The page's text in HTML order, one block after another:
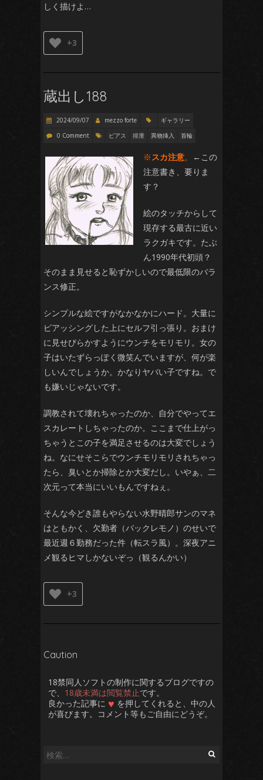
しく描けよ…
+3
蔵出し188
2024/09/07 mezzo forte
ギャラリー
0 Comment
ピアス 排泄 異物挿入 首輪
※スカ注意。
←この
注意書き、要りま
す？
絵のタッチからして
現存する最古に近い
ラクガキです。たぶ
ん1990年代初頭？
そのまま見せると恥ずかしいので最低限のバラ
ンス修正。
シンプルな絵ですがなかなかにハード。大量に
ピアッシングした上にセルフ引っ張り。おまけ
に見せびらかすようにウンチをモリモリ。女の
子はいたずらっぽく微笑んでいますが、何が楽
しいんでしょうか。かなりヤバい子ですね。で
も嫌いじゃないです。
調教されて壊れちゃったのか、自分でやってエ
スカレートしちゃったのか。ここまで仕上がっ
ちゃうとこの子を満足させるのは大変でしょう
ね。なにせそこらでウンチモリモリされちゃっ
たら、臭いとか掃除とか大変だし。いやぁ、二
次元って本当にいいもんですねぇ。
そんな今どき誰もやらない水野晴郎サンのマネ
はともかく、欠勤者（バックレモノ）のせいで
最近週６勤務だった件（転スラ風）。深夜アニ
メ観るヒマしかないぞっ（観るんかい）
+3
Caution
18禁同人ソフトの制作に関するブログですの
で、 18歳未満は閲覧禁止です。
良かった記事に ♥ を押してくれると、中の人
が喜びます。コメント等もご自由にどうぞ。
検